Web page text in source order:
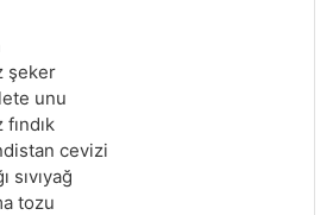
şeker
unu
cevizi
sıvıyağ
tozu